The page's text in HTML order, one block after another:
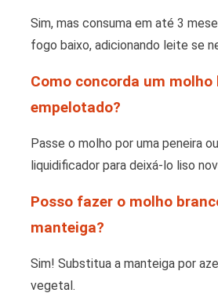
Sim, mas consuma em até 3
fogo baixo, adicionando leite se
Como concorda um molho
empelotado?
Passe o molho por uma peneira
liquidificador para deixá-lo liso
Posso fazer o molho
manteiga?
Sim! Substitua a manteiga por
vegetal.